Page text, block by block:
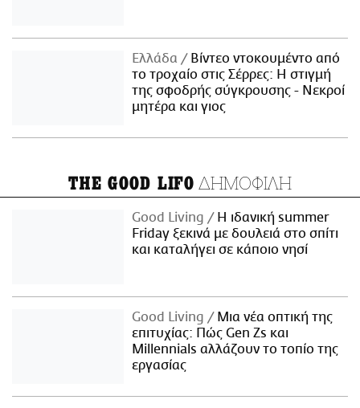
Ελλάδα
Βίντεο ντοκουμέντο από
το τροχαίο στις Σέρρες: Η στιγμή
της σφοδρής σύγκρουσης - Νεκροί
μητέρα και γιος
THE GOOD LIFO ΔΗΜΟΦΙΛΗ
Good Living
Η ιδανική summer
Friday ξεκινά με δουλειά στο σπίτι
και καταλήγει σε κάποιο νησί
Good Living
Μια νέα οπτική της
επιτυχίας: Πώς Gen Zs και
Millennials αλλάζουν το τοπίο της
εργασίας